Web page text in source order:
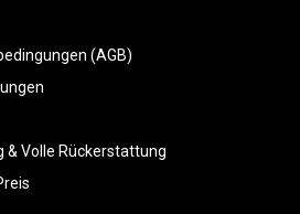
(AGB)
& Volle Rückerstattung